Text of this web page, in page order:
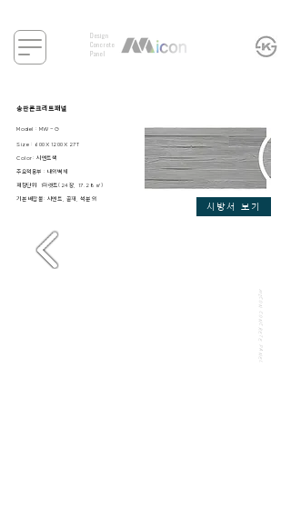
Design
Concrete
Panel
송판콘크리트패널
Model : MW-G
Size : 600X1200X27T
Color: 시멘트색
주요적용부 : 내외벽체
​패킹단위: 1파렛트(24장, 17.28㎡)
​기본 배합물: 시멘트, 골재, 석분 외
시방서 보기
MICON CONCRETE PANEL